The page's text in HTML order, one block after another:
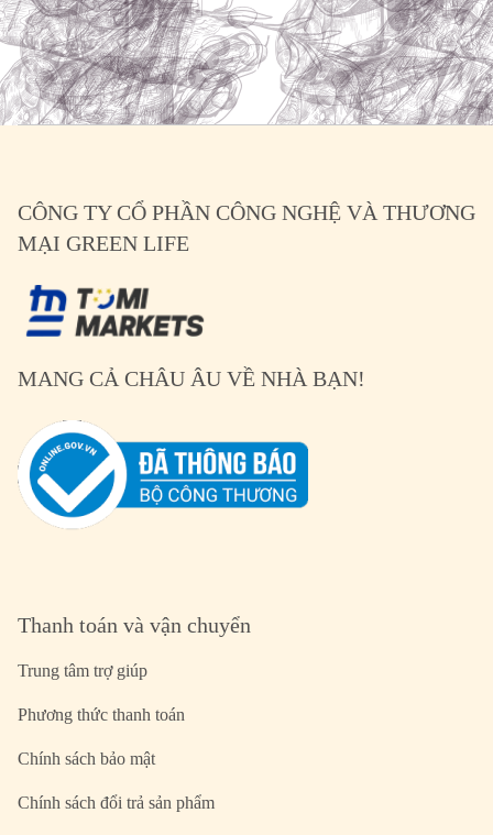
CÔNG TY CỔ PHẦN CÔNG NGHỆ VÀ THƯƠNG
MẠI GREEN LIFE
MANG CẢ CHÂU ÂU VỀ NHÀ BẠN!
Thanh toán và vận chuyển
Trung tâm trợ giúp
Phương thức thanh toán
Chính sách bảo mật
Chính sách đổi trả sản phẩm